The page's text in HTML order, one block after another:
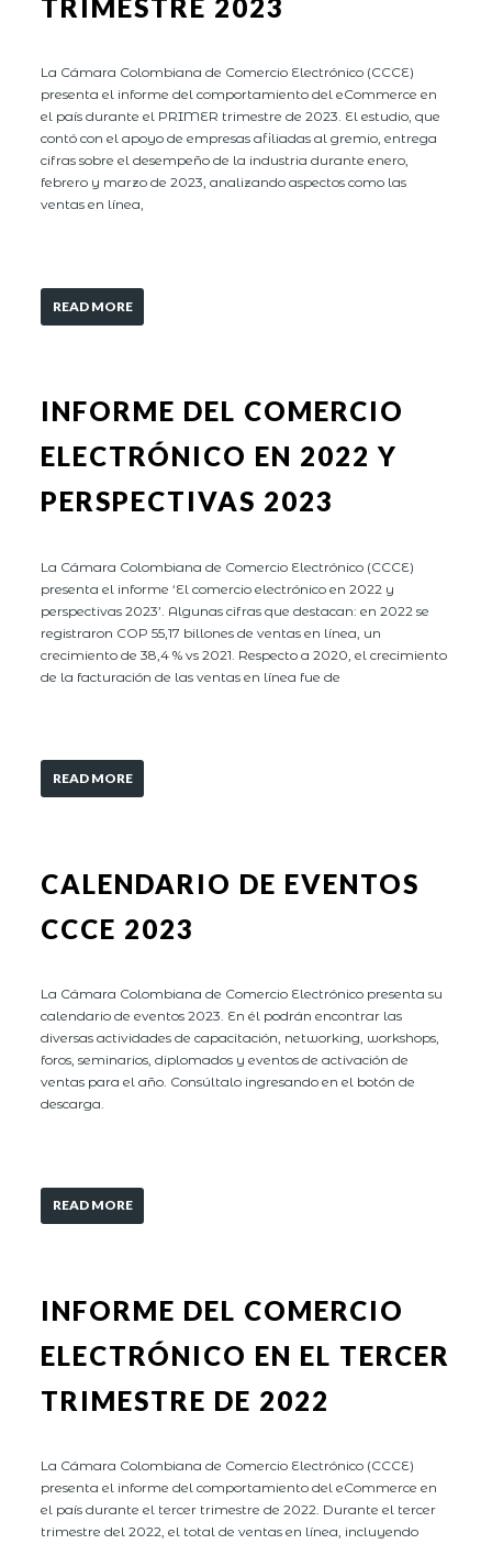
TRIMESTRE 2023
La Cámara Colombiana de Comercio Electrónico (CCCE)
presenta el informe del comportamiento del eCommerce en
el país durante el PRIMER trimestre de 2023. El estudio, que
contó con el apoyo de empresas afiliadas al gremio, entrega
cifras sobre el desempeño de la industria durante enero,
febrero y marzo de 2023, analizando aspectos como las
ventas en línea,
READ MORE
INFORME DEL COMERCIO
ELECTRÓNICO EN 2022 Y
PERSPECTIVAS 2023
La Cámara Colombiana de Comercio Electrónico (CCCE)
presenta el informe ‘El comercio electrónico en 2022 y
perspectivas 2023’. Algunas cifras que destacan: en 2022 se
registraron COP 55,17 billones de ventas en línea, un
crecimiento de 38,4 % vs 2021. Respecto a 2020, el crecimiento
de la facturación de las ventas en línea fue de
READ MORE
CALENDARIO DE EVENTOS
CCCE 2023
La Cámara Colombiana de Comercio Electrónico presenta su
calendario de eventos 2023. En él podrán encontrar las
diversas actividades de capacitación, networking, workshops,
foros, seminarios, diplomados y eventos de activación de
ventas para el año. Consúltalo ingresando en el botón de
descarga.
READ MORE
INFORME DEL COMERCIO
ELECTRÓNICO EN EL TERCER
TRIMESTRE DE 2022
La Cámara Colombiana de Comercio Electrónico (CCCE)
presenta el informe del comportamiento del eCommerce en
el país durante el tercer trimestre de 2022. Durante el tercer
trimestre del 2022, el total de ventas en línea, incluyendo